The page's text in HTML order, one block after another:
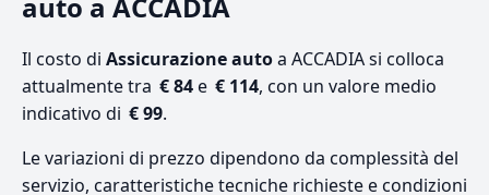
Il costo di Assicurazione autoa ACCADIA si colloca
attualmente tra € 84e € 114, con un valore medio
indicativo di € 99.
Le variazioni di prezzo dipendono da complessità del
servizio, caratteristiche tecniche richieste e condizioni